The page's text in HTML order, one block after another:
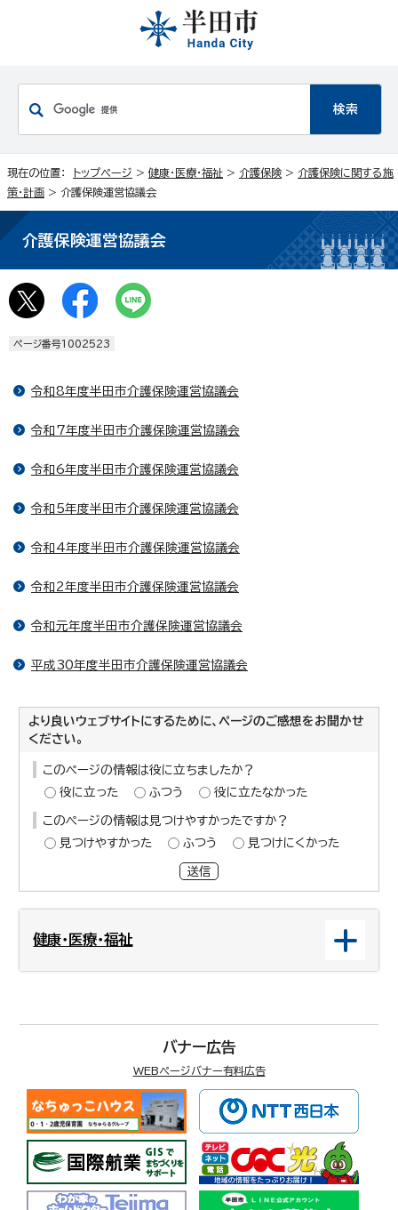
現在の位置： トップページ > 健康・医療・福祉 > 介護保険 > 介護保険に関する施
策・計画 > 介護保険運営協議会
介護保険運営協議会
ページ番号1002523
令和8年度半田市介護保険運営協議会
令和7年度半田市介護保険運営協議会
令和6年度半田市介護保険運営協議会
令和5年度半田市介護保険運営協議会
令和4年度半田市介護保険運営協議会
令和2年度半田市介護保険運営協議会
令和元年度半田市介護保険運営協議会
平成30年度半田市介護保険運営協議会
より良いウェブサイトにするために、ページのご感想をお聞かせ
ください。
このページの情報は役に立ちましたか？
役に立った
ふつう 役に立たなかった
このページの情報は見つけやすかったですか？
見つけやすかった
ふつう 見つけにくかった
送信
健康・医療・福祉
バナー広告
WEBページバナー有料広告